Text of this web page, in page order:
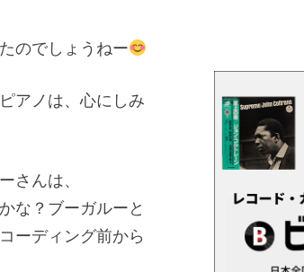
のでしょうねー
アノは、心にしみ
さんは、
な？ブーガルーと
ーディング前から